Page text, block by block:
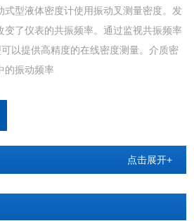
式型液体密度计使用振动叉测量密度。发
变了仪表的共振频率。通过监视共振频率
以提供高精度的在线密度测量。介质密
的振动频率
点击展开+